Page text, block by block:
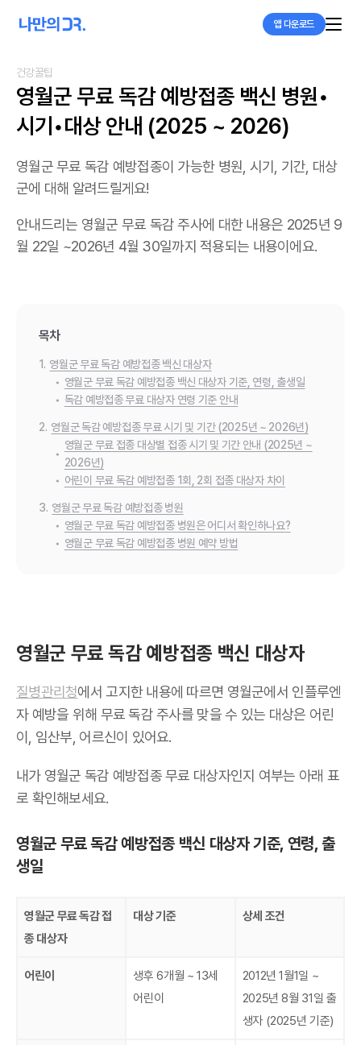
앱 다운로드
건강꿀팁
영월군 무료 독감 예방접종 백신 병원•
시기•대상 안내 (2025 ~ 2026)
영월군 무료 독감 예방접종이 가능한 병원, 시기, 기간, 대상
군에 대해 알려드릴게요!
안내드리는 영월군 무료 독감 주사에 대한 내용은 2025년 9
월 22일 ~2026년 4월 30일까지 적용되는 내용이에요.
목차
1. 영월군 무료 독감 예방접종 백신 대상자
• 영월군 무료 독감 예방접종 백신 대상자 기준, 연령, 출생일
• 독감 예방접종 무료 대상자 연령 기준 안내
2. 영월군 독감 예방접종 무료 시기 및 기간 (2025년 ~ 2026년)
•
영월군 무료 접종 대상별 접종 시기 및 기간 안내 (2025년 ~
2026년)
• 어린이 무료 독감 예방접종 1회, 2회 접종 대상자 차이
3. 영월군 무료 독감 예방접종 병원
• 영월군 무료 독감 예방접종 병원은 어디서 확인하나요?
• 영월군 무료 독감 예방접종 병원 예약 방법
영월군 무료 독감 예방접종 백신 대상자
질병관리청에서 고지한 내용에 따르면 영월군에서 인플루엔
자 예방을 위해 무료 독감 주사를 맞을 수 있는 대상은 어린
이, 임산부, 어르신이 있어요.
내가 영월군 독감 예방접종 무료 대상자인지 여부는 아래 표
로 확인해보세요.
영월군 무료 독감 예방접종 백신 대상자 기준, 연령, 출
생일
영월군 무료 독감 접
종 대상자
대상 기준 상세 조건
어린이
생후 6개월 ~ 13세
어린이
2012년 1월1일 ~
2025년 8월 31일 출
생자 (2025년 기준)